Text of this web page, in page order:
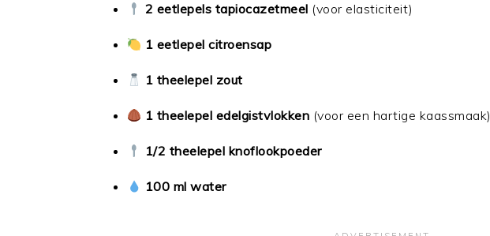
2 eetlepels tapiocazetmeel (voor elasticiteit)
1 eetlepel citroensap
1 theelepel zout
1 theelepel edelgistvlokken (voor een hartige kaassmaak)
1/2 theelepel knoflookpoeder
100 ml water